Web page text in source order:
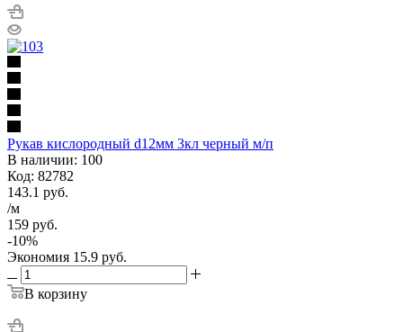
Рукав кислородный d12мм 3кл черный м/п
В наличии: 100
Код: 82782
143.1 руб.
/м
159 руб.
-10%
Экономия 15.9 руб.
В корзину